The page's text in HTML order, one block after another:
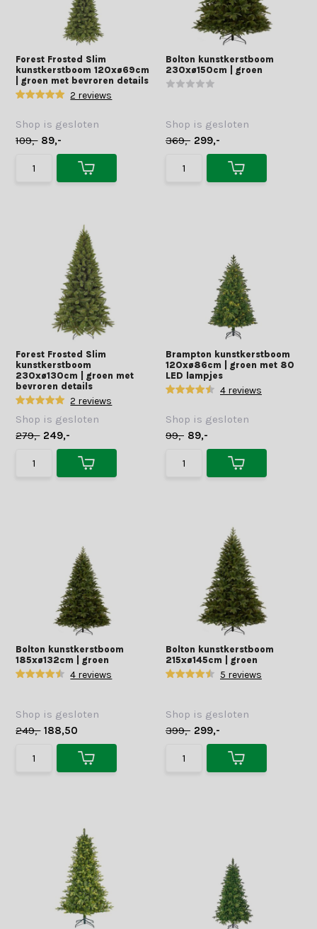
Forest Frosted Slim
kunstkerstboom 120xø69cm
| groen met bevroren details
2 reviews
Shop is gesloten
109,- 89,-
Bolton kunstkerstboom
230xø150cm | groen
Shop is gesloten
369,- 299,-
Forest Frosted Slim
kunstkerstboom
230xø130cm | groen met
bevroren details
2 reviews
Shop is gesloten
279,- 249,-
Brampton kunstkerstboom
120xø86cm | groen met 80
LED lampjes
4 reviews
Shop is gesloten
99,- 89,-
Bolton kunstkerstboom
185xø132cm | groen
4 reviews
Shop is gesloten
249,- 188,50
Bolton kunstkerstboom
215xø145cm | groen
5 reviews
Shop is gesloten
399,- 299,-